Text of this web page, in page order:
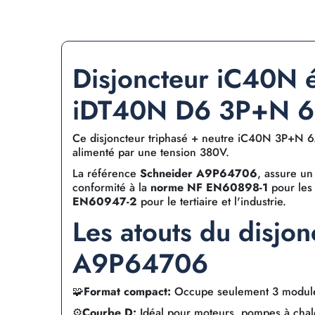
Disjoncteur iC40N
iDT40N D6 3P+N
Ce disjoncteur triphasé + neutre iC40N 3P+N
alimenté par une tension 380V.
La référenceSchneider A9P64706, assure
conformité à la norme NF EN60898-1 pour
EN60947-2 pour le tertiaire et l'industrie.
Les atouts du
A9P64706
🧩Format compact: Occupe seulement 3